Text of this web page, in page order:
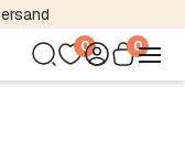
24,95 €
0 0